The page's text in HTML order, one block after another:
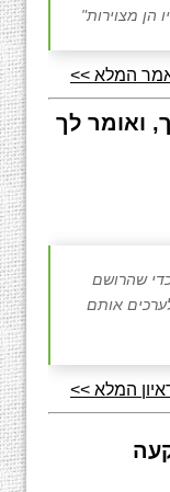
הן מצוירות"
המלא >>
ואומר לך
שהרושם
אותם
המלא >>